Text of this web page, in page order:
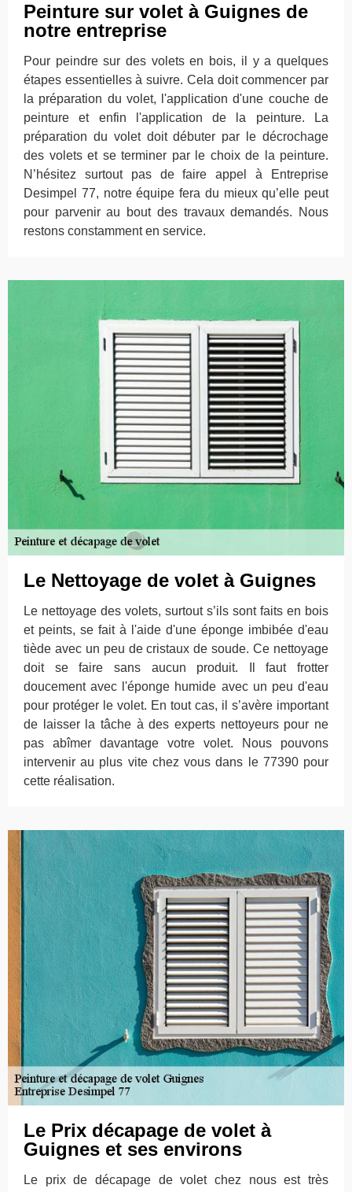
Peinture sur volet à Guignes de
notre entreprise
Pour peindre sur des volets en bois, il y a quelques
étapes essentielles à suivre. Cela doit commencer par
la préparation du volet, l'application d'une couche de
peinture et enfin l'application de la peinture. La
préparation du volet doit débuter par le décrochage
des volets et se terminer par le choix de la peinture.
N’hésitez surtout pas de faire appel à Entreprise
Desimpel 77, notre équipe fera du mieux qu’elle peut
pour parvenir au bout des travaux demandés. Nous
restons constamment en service.
Le Nettoyage de volet à Guignes
Le nettoyage des volets, surtout s’ils sont faits en bois
et peints, se fait à l'aide d'une éponge imbibée d'eau
tiède avec un peu de cristaux de soude. Ce nettoyage
doit se faire sans aucun produit. Il faut frotter
doucement avec l'éponge humide avec un peu d'eau
pour protéger le volet. En tout cas, il s’avère important
de laisser la tâche à des experts nettoyeurs pour ne
pas abîmer davantage votre volet. Nous pouvons
intervenir au plus vite chez vous dans le 77390 pour
cette réalisation.
Le Prix décapage de volet à
Guignes et ses environs
Le prix de décapage de volet chez nous est très